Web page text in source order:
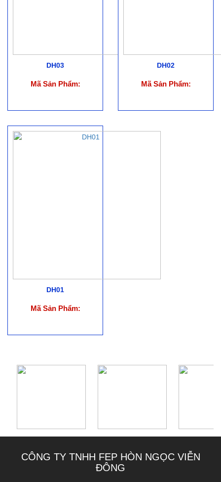
DH03
Mã Sản Phẩm:
DH02
Mã Sản Phẩm:
DH01
Mã Sản Phẩm:
CÔNG TY TNHH FEP HÒN NGỌC VIỄN
ĐÔNG